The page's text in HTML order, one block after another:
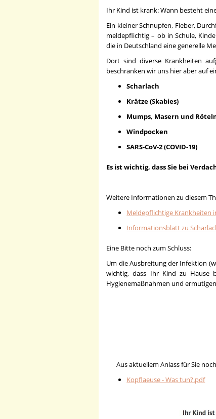
Ihr Kind ist krank: Wann besteht
Ein kleiner Schnupfen, Fieber,
meldepflichtig – ob in Schule,
die in Deutschland eine generelle
Dort sind diverse Krankheiten
beschränken wir uns hier aber auf
Scharlach
Krätze (Skabies)
Mumps, Masern und
Windpocken
SARS-CoV-2 (COVID-19)
Es ist wichtig, dass Sie bei
Weitere Informationen zu diesem
Meldepflichtige Krankheiten
Informationsblatt zu
Eine Bitte noch zum Schluss:
Um die Ausbreitung der Infektion
wichtig, dass Ihr Kind zu Hause
Hygienemaßnahmen und
Aus aktuellem Anlass für Sie
Kopflaeuse - Was tun?.pdf